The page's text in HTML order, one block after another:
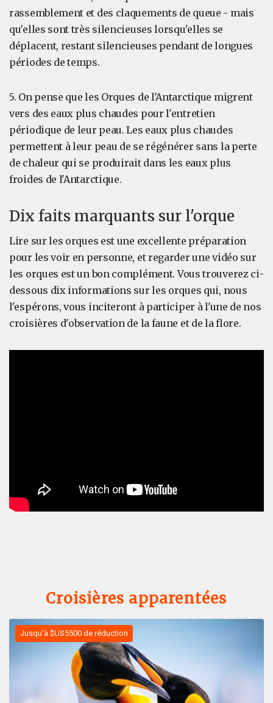
rassemblement et des claquements de queue - mais
qu'elles sont très silencieuses lorsqu'elles se
déplacent, restant silencieuses pendant de longues
périodes de temps.
5. On pense que les Orques de l'Antarctique migrent
vers des eaux plus chaudes pour l'entretien
périodique de leur peau. Les eaux plus chaudes
permettent à leur peau de se régénérer sans la perte
de chaleur qui se produirait dans les eaux plus
froides de l'Antarctique.
Dix faits marquants sur l'orque
Lire sur les orques est une excellente préparation
pour les voir en personne, et regarder une vidéo sur
les orques est un bon complément. Vous trouverez ci-
dessous dix informations sur les orques qui, nous
l'espérons, vous inciteront à participer à l'une de nos
croisières d'observation de la faune et de la flore.
Croisières apparentées
Jusqu'à $US5500 de réduction